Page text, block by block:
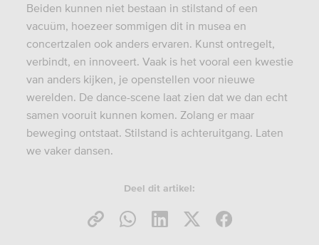
Beiden kunnen niet bestaan in stilstand of een
vacuüm, hoezeer sommigen dit in musea en
concertzalen ook anders ervaren. Kunst ontregelt,
verbindt, en innoveert. Vaak is het vooral een kwestie
van anders kijken, je openstellen voor nieuwe
werelden. De dance-scene laat zien dat we dan echt
samen vooruit kunnen komen. Zolang er maar
beweging ontstaat. Stilstand is achteruitgang. Laten
we vaker dansen.
Deel dit artikel: